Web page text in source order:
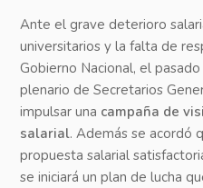
Ante el grave deterioro
universitarios y la falta de
Gobierno Nacional, el
plenario de Secretarios
impulsar una campaña de
salarial. Además se acordó
propuesta salarial
se iniciará un plan de lucha